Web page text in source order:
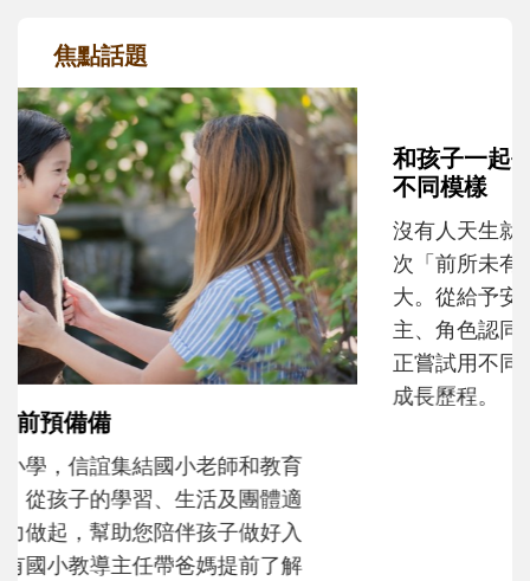
焦點話題
和孩子一起長大的那個男人│讀懂父親的
不同模樣
沒有人天生就擅長當爸爸！男人總是在一次
次「前所未有」的體驗中，跟著孩子一起長
大。從給予安全感的肢體遊戲，到獨立自
主、角色認同及解決問題的能力養成。爸爸
正嘗試用不同的模樣，參與孩子每個重要的